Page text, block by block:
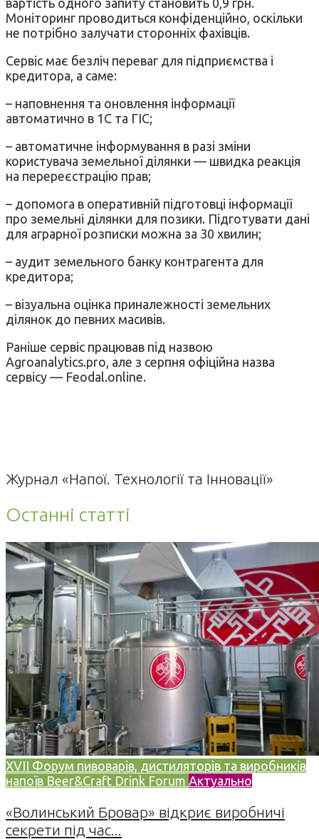
Моніторинг проводиться конфіденційно, оскільки
не потрібно залучати сторонніх фахівців.
Сервіс має безліч переваг для підприємства і
кредитора, а саме:
– наповнення та оновлення інформації
автоматично в 1С та ГІС;
– автоматичне інформування в разі зміни
користувача земельної ділянки — швидка реакція
на перереєстрацію прав;
– допомога в оперативній підготовці інформації
про земельні ділянки для позики. Підготувати дані
для аграрної розписки можна за 30 хвилин;
– аудит земельного банку контрагента для
кредитора;
– візуальна оцінка приналежності земельних
ділянок до певних масивів.
Раніше сервіс працював під назвою
Аgroanalytics.pro, але з серпня офіційна назва
сервісу — Feodal.online.
Журнал «Напої. Технології та Інновації»
Останні статті
XVII Форум пивоварів, дистиляторів та виробників
напоїв Beer&Craft Drink Forum Актуально
«Волинський Бровар» відкриє виробничі
секрети під час...